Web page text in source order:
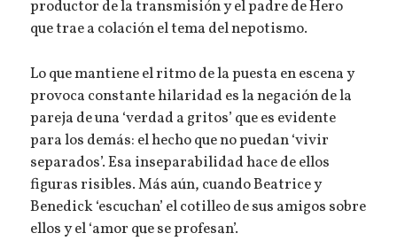
productor de la transmisión y el padre de Hero
que trae a colación el tema del nepotismo.
Lo que mantiene el ritmo de la puesta en escena y
provoca constante hilaridad es la negación de la
pareja de una ‘verdad a gritos’ que es evidente
para los demás: el hecho que no puedan ‘vivir
separados’. Esa inseparabilidad hace de ellos
figuras risibles. Más aún, cuando Beatrice y
Benedick ‘escuchan’ el cotilleo de sus amigos sobre
ellos y el ‘amor que se profesan’.